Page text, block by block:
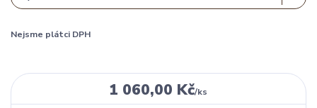
Nejsme plátci DPH
1 060,00 Kč/ks